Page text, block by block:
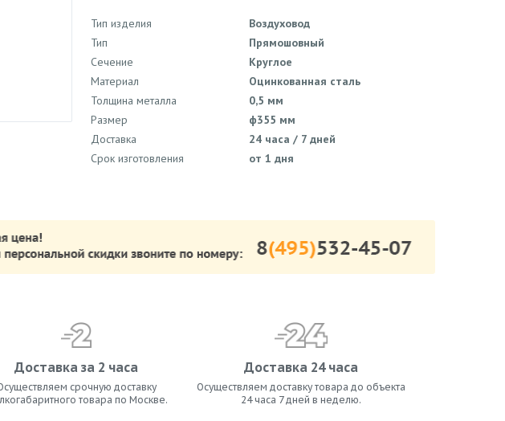
Тип изделия
Воздуховод
Тип
Прямошовный
Сечение
Круглое
Материал
Оцинкованная сталь
Толщина металла
0,5 мм
Размер
ф355 мм
Доставка
24 часа / 7 дней
Срок изготовления
от 1 дня
Доставка за 2 часа
срочную доставку
товара по Москве.
Доставка 24 часа
Осуществляем доставку товара до объекта
24 часа 7 дней в неделю.